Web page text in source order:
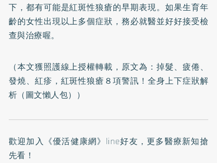
下，都有可能是紅斑性狼瘡的早期表現。如果生育年
齡的女性出現以上多個症狀，務必就醫並好好接受檢
查與治療喔。
（本文獲照護線上授權轉載，原文為： 掉髮、疲倦、
發燒、紅疹，紅斑性狼瘡８項警訊！全身上下症狀解
析（圖文懶人包） ）
歡迎加入 《優活健康網》line好友 ，更多醫療新知搶
先看！